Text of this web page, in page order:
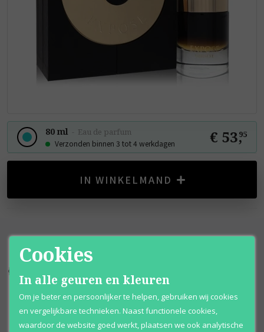
80 ml - Eau de parfum
Verzonden binnen 3 tot 4 werkdagen € 53,
95
IN WINKELMAND
100% originele parfums Afhalen mogelijk
Qshops Keurmerk
Cookies
In alle geuren en kleuren
Om je beter en persoonlijker te helpen, gebruiken wij cookies
en vergelijkbare technieken. Naast functionele cookies,
waardoor de website goed werkt, plaatsen we ook analytische